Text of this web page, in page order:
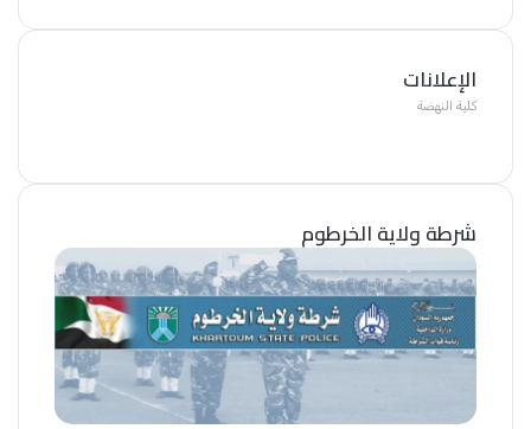
الإعلانات
كلية النهضة
شرطة ولاية الخرطوم